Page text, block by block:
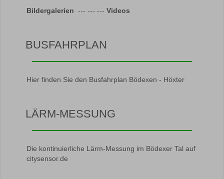
Bildergalerien --- --- --- Videos
BUSFAHRPLAN
Hier finden Sie den Busfahrplan Bödexen - Höxter
LÄRM-MESSUNG
Die kontinuierliche Lärm-Messung im Bödexer Tal auf
citysensor.de